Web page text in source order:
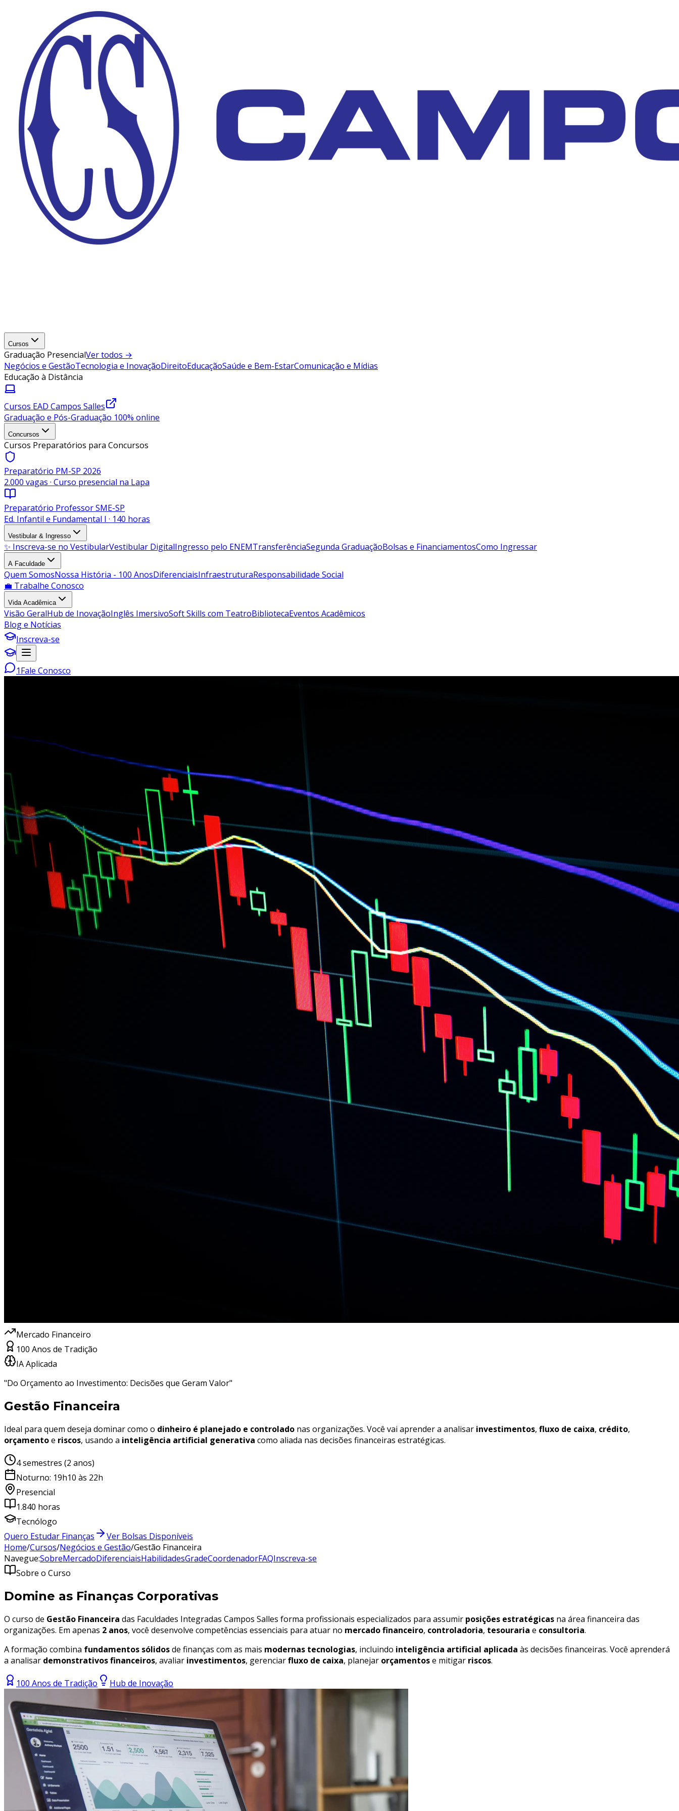
Cursos
Graduação PresencialVer todos →
Negócios e GestãoTecnologia e InovaçãoDireitoEducaçãoSaúde e Bem-EstarComunicação e Mídias
Educação à Distância
Cursos EAD Campos Salles
Graduação e Pós-Graduação 100% online
Concursos
Cursos Preparatórios para Concursos
Preparatório PM-SP 2026
2.000 vagas · Curso presencial na Lapa
Preparatório Professor SME-SP
Ed. Infantil e Fundamental I · 140 horas
Vestibular & Ingresso
✨ Inscreva-se no VestibularVestibular DigitalIngresso pelo ENEMTransferênciaSegunda GraduaçãoBolsas e FinanciamentosComo Ingressar
A Faculdade
Quem SomosNossa História - 100 AnosDiferenciaisInfraestruturaResponsabilidade Social
💼 Trabalhe Conosco
Vida Acadêmica
Visão GeralHub de InovaçãoInglês ImersivoSoft Skills com TeatroBibliotecaEventos Acadêmicos
Blog e Notícias
Inscreva-se
1Fale Conosco
Mercado Financeiro
100 Anos de Tradição
IA Aplicada
"Do Orçamento ao Investimento: Decisões que Geram Valor"
Gestão Financeira
Ideal para quem deseja dominar como o dinheiro é planejado e controlado nas organizações. Você vai aprender a analisar investimentos, fluxo de caixa, crédito,
orçamentoe riscos, usando a inteligência artificial generativa como aliada nas decisões financeiras estratégicas.
4 semestres (2 anos)
Noturno: 19h10 às 22h
Presencial
1.840 horas
Tecnólogo
Quero Estudar Finanças
Ver Bolsas Disponíveis
Home/Cursos/Negócios e Gestão/Gestão Financeira
Navegue:SobreMercadoDiferenciaisHabilidadesGradeCoordenadorFAQInscreva-se
Sobre o Curso
Domine as Finanças Corporativas
O curso de Gestão Financeira das Faculdades Integradas Campos Salles forma profissionais especializados para assumir posições estratégicas na área financeira das
organizações. Em apenas 2 anos, você desenvolve competências essenciais para atuar no mercado financeiro, controladoria, tesouraria e consultoria.
A formação combina fundamentos sólidosde finanças com as mais modernas tecnologias, incluindo inteligência artificial aplicada às decisões financeiras. Você aprenderá
a analisar demonstrativos financeiros, avaliar investimentos, gerenciarfluxo de caixa, planejar orçamentose mitigar riscos.
100 Anos de Tradição Hub de Inovação